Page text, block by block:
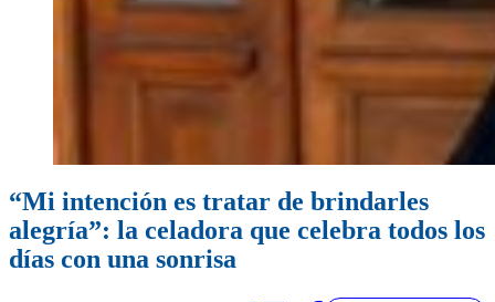
“Mi intención es tratar de brindarles
alegría”: la celadora que celebra todos los
días con una sonrisa